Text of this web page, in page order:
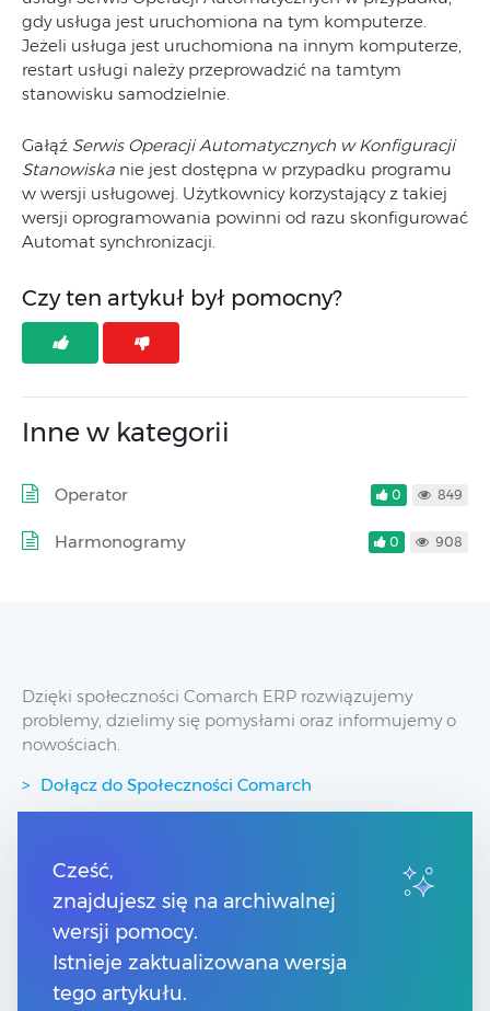
gdy usługa jest uruchomiona na tym komputerze.
Jeżeli usługa jest uruchomiona na innym komputerze,
restart usługi należy przeprowadzić na tamtym
stanowisku samodzielnie.
Gałąź Serwis Operacji Automatycznych w Konfiguracji
Stanowiska nie jest dostępna w przypadku programu
w wersji usługowej. Użytkownicy korzystający z takiej
wersji oprogramowania powinni od razu skonfigurować
Automat synchronizacji.
Czy ten artykuł był pomocny?
Inne w kategorii
Operator 0 849
Harmonogramy 0 908
Dzięki społeczności Comarch ERP rozwiązujemy
problemy, dzielimy się pomysłami oraz informujemy o
nowościach.
Dołącz do Społeczności Comarch
Przydatne linki
Spis treści
Pomoc Comarch Betterfly
Pomoc Comarch e-Sklep
Pomoc Comarch HRM
Cześć,
znajdujesz się na archiwalnej
wersji pomocy.
Istnieje zaktualizowana wersja
tego artykułu.